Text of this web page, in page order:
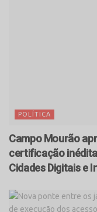
POLÍTICA
Campo Mourão
certificação
Cidades Digitais e